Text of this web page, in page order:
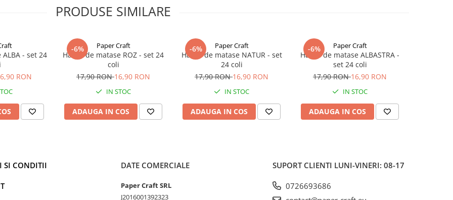
PRODUSE SIMILARE
- set 24
RON
-6% Paper Craft
Hartie de matase ROZ - set 24
coli
17,90 RON16,90 RON
IN STOC
ADAUGA IN COS
-6% Paper Craft
Hartie de matase NATUR - set
24 coli
17,90 RON16,90 RON
IN STOC
ADAUGA IN COS
-6% Paper Craft
Hartie de matase ALBASTRA -
set 24 coli
17,90 RON16,90 RON
IN STOC
ADAUGA IN COS
SI CONDITII DATE COMERCIALE
Paper Craft SRL
J2016001392323
SUPORT CLIENTI LUNI-VINERI: 08-17
0726693686